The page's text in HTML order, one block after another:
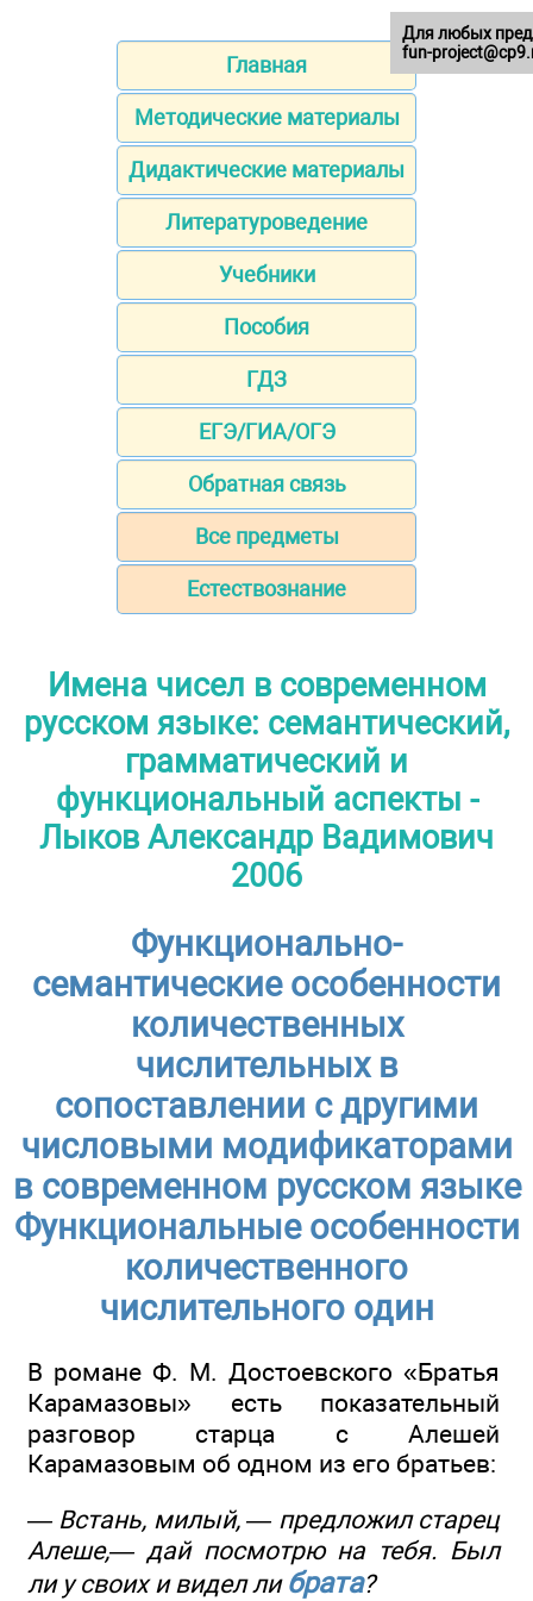
Главная
Методические материалы
Дидактические материалы
Литературоведение
Учебники
Пособия
ГДЗ
ЕГЭ/ГИА/ОГЭ
Обратная связь
Все предметы
Естествознание
Имена чисел в современном
русском языке: семантический,
грамматический и
функциональный аспекты -
Лыков Александр Вадимович
2006
Функционально-
семантические особенности
количественных
числительных в
сопоставлении с другими
числовыми модификаторами
в современном русском языке
Функциональные особенности
количественного
числительного один
В романе Ф. М. Достоевского «Братья
Карамазовы» есть показательный
разговор старца с Алешей
Карамазовым об одном из его братьев:
— Встань, милый, — предложил старец
Алеше,— дай посмотрю на тебя. Был
ли у своих и видел ли брата?
Для любых
fun-